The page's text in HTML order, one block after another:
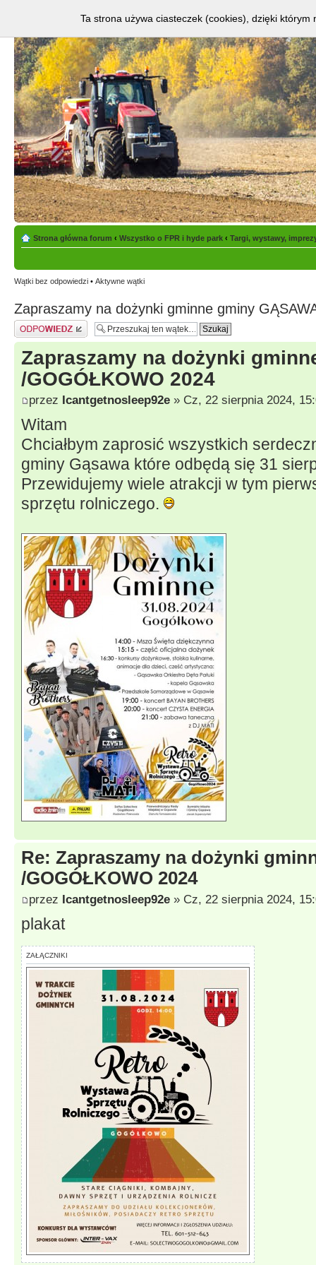
Strona główna forum ‹ Wszystko o FPR i hyde park ‹ Targi, wystawy,
Wątki bez odpowiedzi • Aktywne wątki
Zapraszamy na dożynki gminne gminy
Odpowiedz
Zapraszamy na dożynki
/GOGÓŁKOWO 2024
przez Icantgetnosleep92e » Cz, 22 sierpnia 2024,
Witam
Chciałbym zaprosić wszystkich
gminy Gąsawa które odbędą się 31
Przewidujemy wiele atrakcji w tym
sprzętu rolniczego.
Re: Zapraszamy na dożynki
/GOGÓŁKOWO 2024
przez Icantgetnosleep92e » Cz, 22 sierpnia 2024,
plakat
ZAŁĄCZNIKI
Ta strona używa ciasteczek (cookies), dzięki którym